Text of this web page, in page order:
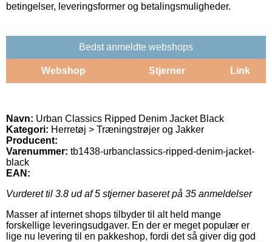
betingelser, leveringsformer og betalingsmuligheder.
Bedst anmeldte webshops
Webshop Stjerner Link
Navn: Urban Classics Ripped Denim Jacket Black
Kategori: Herretøj > Træningstrøjer og Jakker
Producent:
Varenummer: tb1438-urbanclassics-ripped-denim-jacket-
black
EAN:
Vurderet til 3.8 ud af 5 stjerner baseret på 35 anmeldelser
Masser af internet shops tilbyder til alt held mange
forskellige leveringsudgaver. En der er meget populær er
lige nu levering til en pakkeshop, fordi det så giver dig god